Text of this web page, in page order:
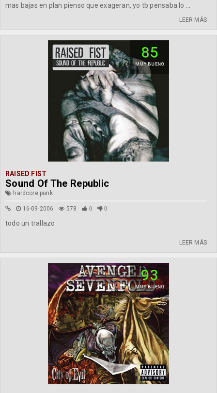
mas bajas en plan pienso que exageran, yo tb pensaba lo ...
LEER MÁS
85
MUY BUENO
RAISED FIST
Sound Of The Republic
hardcore punk
16-09-2006 578 0 0
todo un trallazo
LEER MÁS
93
MUY BUENO